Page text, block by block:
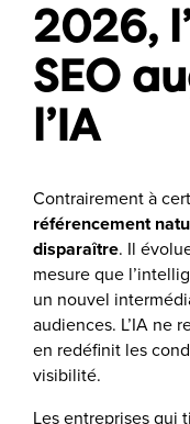
2026,
SEO
l’IA
Contrairement à
référencement
disparaître. Il
mesure que
un nouvel
audiences. L’IA ne
en redéfinit les
visibilité.
Les entreprises qui